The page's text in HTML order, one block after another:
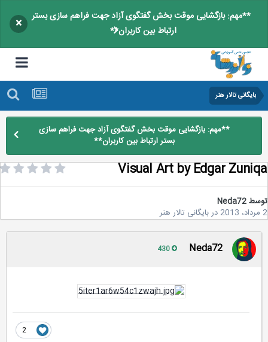
**مهم: بازگشایی موقت بخش گفتگوی آزاد جهت فراهم سازی بستر
ارتباط بین کاربران**
×
بایگانی تالار هنر
**مهم: بازگشایی موقت بخش گفتگوی آزاد جهت فراهم سازی
بستر ارتباط بین کاربران**
Visual Art by Edgar
Neda72
دربایگانی تالار هنر
Neda72